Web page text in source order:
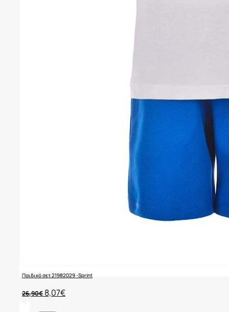
Παιδικό σετ 21982029 -Sprint
26,90€ Original
price
8,07€Η
τρέχουσα